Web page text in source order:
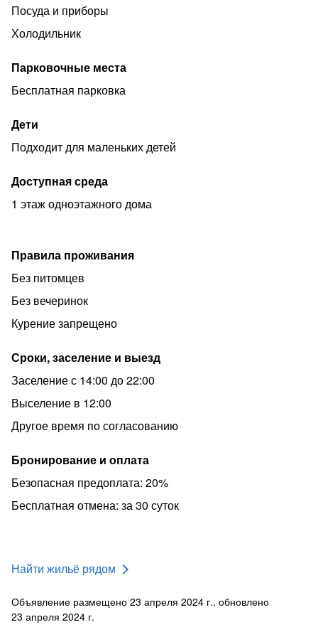
Посуда и приборы
Холодильник
Парковочные места
Бесплатная парковка
Дети
Подходит для маленьких детей
Доступная среда
1 этаж одноэтажного дома
Правила проживания
Без питомцев
Без вечеринок
Курение запрещено
Сроки, заселение и выезд
Заселение с 14:00 до 22:00
Выселение в 12:00
Другое время по согласованию
Бронирование и оплата
Безопасная предоплата: 20%
Бесплатная отмена: за 30 суток
Найти жильё рядом
Объявление размещено 23 апреля 2024 г., обновлено
23 апреля 2024 г.